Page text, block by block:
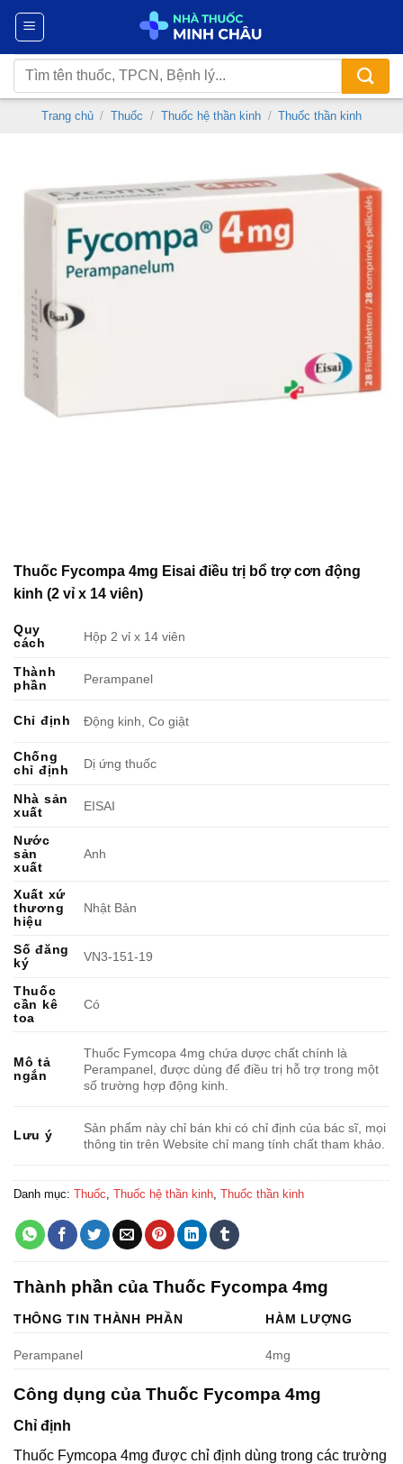
Chuyển
nội
dung
Tìm
kiếm:
Trang chủ / Thuốc / Thuốc hệ thần kinh / Thuốc thần kinh
Thuốc Fycompa 4mg Eisai điều trị bổ trợ cơn động
kinh (2 vỉ x 14 viên)
Quy
cách
Hộp 2 vỉ x 14 viên
Thành
phần
Perampanel
Chỉ định Động kinh, Co giật
Chống
chỉ định
Dị ứng thuốc
Nhà sản
xuất
EISAI
Nước
sản
xuất
Anh
Xuất xứ
thương
hiệu
Nhật Bản
Số đăng
ký
VN3-151-19
Thuốc
cần kê
toa
Có
Mô tả
ngắn
Thuốc Fymcopa 4mg chứa dược chất chính là
Perampanel, được dùng để điều trị hỗ trợ trong một
số trường hợp động kinh.
Lưu ý
Sản phẩm này chỉ bán khi có chỉ định của bác sĩ, mọi
thông tin trên Website chỉ mang tính chất tham khảo.
Danh mục: Thuốc Thuốc hệ thần kinh Thuốc thần kinh
Thành phần của Thuốc Fycompa 4mg
THÔNG TIN THÀNH PHẦN HÀM LƯỢNG
Perampanel 4mg
Công dụng của Thuốc Fycompa 4mg
Chỉ định
Thuốc Fymcopa 4mg được chỉ định dùng trong các trường